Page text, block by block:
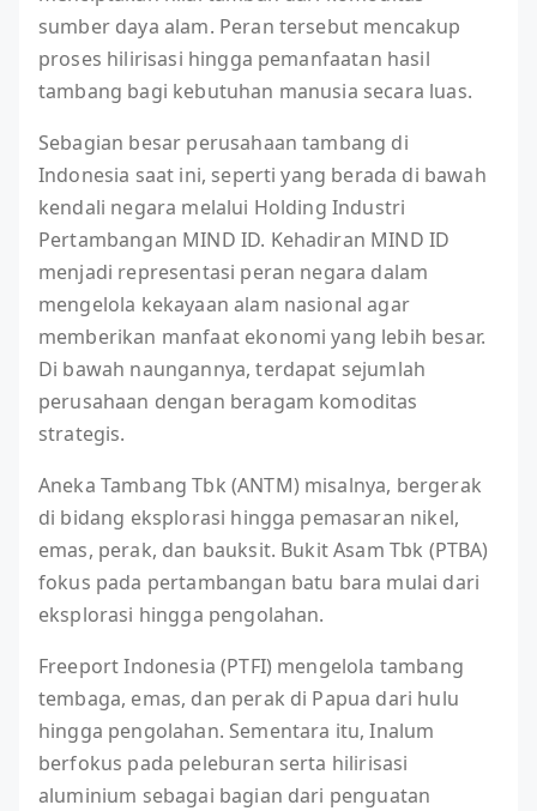
sumber daya alam. Peran tersebut mencakup
proses hilirisasi hingga pemanfaatan hasil
tambang bagi kebutuhan manusia secara luas.
Sebagian besar perusahaan tambang di
Indonesia saat ini, seperti yang berada di bawah
kendali negara melalui Holding Industri
Pertambangan MIND ID. Kehadiran MIND ID
menjadi representasi peran negara dalam
mengelola kekayaan alam nasional agar
memberikan manfaat ekonomi yang lebih besar.
Di bawah naungannya, terdapat sejumlah
perusahaan dengan beragam komoditas
strategis.
Aneka Tambang Tbk (ANTM) misalnya, bergerak
di bidang eksplorasi hingga pemasaran nikel,
emas, perak, dan bauksit. Bukit Asam Tbk (PTBA)
fokus pada pertambangan batu bara mulai dari
eksplorasi hingga pengolahan.
Freeport Indonesia (PTFI) mengelola tambang
tembaga, emas, dan perak di Papua dari hulu
hingga pengolahan. Sementara itu, Inalum
berfokus pada peleburan serta hilirisasi
aluminium sebagai bagian dari penguatan